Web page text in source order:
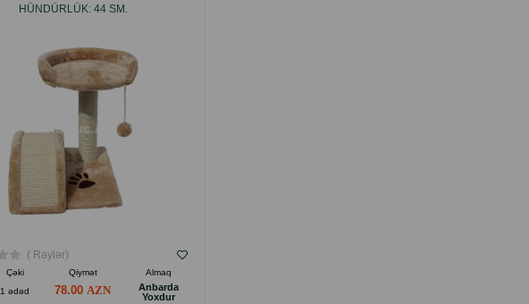
HÜNDÜRLÜK: 44 SM.
( Rəylər)
Çəki Qiymət
Almaq
1 ədəd
78.00
Anbarda
Yoxdur